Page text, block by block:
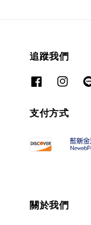
追蹤我們
支付方式
關於我們